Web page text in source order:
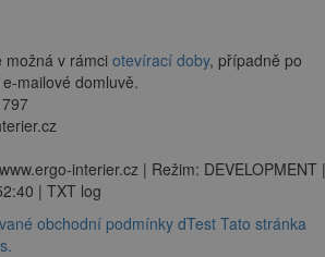
možná v rámci otevírací doby, případně po
mailové domluvě.
interier.cz | Režim: DEVELOPMENT |
| TXT log
obchodní podmínky dTestTato stránka